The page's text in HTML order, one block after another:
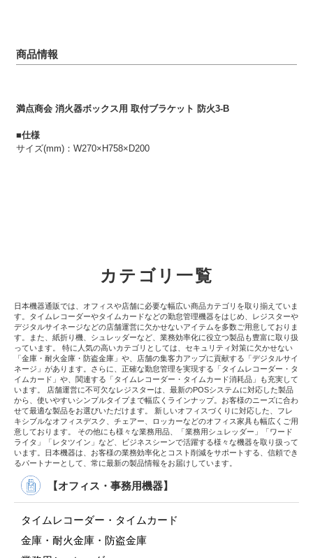
商品情報
満点商会 消火器ボックス用 取付ブラケット 防火3-B
■仕様
サイズ(mm)：W270×H758×D200
カテゴリ一覧
日本機器通販では、オフィスや店舗に必要な幅広い商品カテゴリを取り揃えていま
す。タイムレコーダーやタイムカードなどの勤怠管理機器をはじめ、レジスターや
デジタルサイネージなどの店舗運営に欠かせないアイテムを多数ご用意しておりま
す。また、紙折り機、シュレッダーなど、業務効率化に役立つ製品も豊富に取り扱
っています。 特に人気の高いカテゴリとしては、セキュリティ対策に欠かせない
「金庫・耐火金庫・防盗金庫」や、店舗の集客力アップに貢献する「デジタルサイ
ネージ」があります。さらに、正確な勤怠管理を実現する「タイムレコーダー・タ
イムカード」や、関連する「タイムレコーダー・タイムカード消耗品」も充実して
います。 店舗運営に不可欠なレジスターは、最新のPOSシステムに対応した製品
から、使いやすいシンプルタイプまで幅広くラインナップ。お客様のニーズに合わ
せて最適な製品をお選びいただけます。 新しいオフィスづくりに対応した、フレ
キシブルなオフィスデスク、チェアー、ロッカーなどのオフィス家具も幅広くご用
意しております。 その他にも様々な業務用品、「業務用シュレッダー」「ワード
ライタ」「レタツイン」など、ビジネスシーンで活躍する様々な機器を取り扱って
います。日本機器は、お客様の業務効率化とコスト削減をサポートする、信頼でき
るパートナーとして、常に最新の製品情報をお届けしています。
【オフィス・事務用機器】
タイムレコーダー・タイムカード
金庫・耐火金庫・防盗金庫